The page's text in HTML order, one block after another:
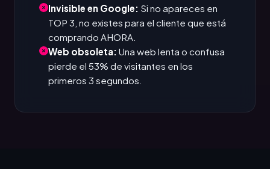
Invisible en Google: Si no apareces en
TOP 3, no existes para el cliente que está
comprando AHORA.
Web obsoleta: Una web lenta o confusa
pierde el 53% de visitantes en los
primeros 3 segundos.